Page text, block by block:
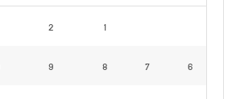
1
2
6
7
8
9